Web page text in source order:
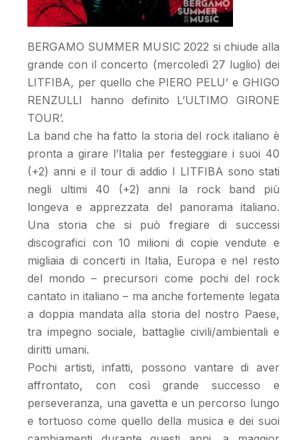
BERGAMO SUMMER MUSIC 2022 si chiude alla
grande con il concerto (mercoledì 27 luglio) dei
LITFIBA, per quello che PIERO PELU’ e GHIGO
RENZULLI hanno definito L’ULTIMO GIRONE
TOUR’.
La band che ha fatto la storia del rock italiano è
pronta a girare l’Italia per festeggiare i suoi 40
(+2) anni e il tour di addio I LITFIBA sono stati
negli ultimi 40 (+2) anni la rock band più
longeva e apprezzata del panorama italiano.
Una storia che si può fregiare di successi
discografici con 10 milioni di copie vendute e
migliaia di concerti in Italia, Europa e nel resto
del mondo – precursori come pochi del rock
cantato in italiano – ma anche fortemente legata
a doppia mandata alla storia del nostro Paese,
tra impegno sociale, battaglie civili/ambientali e
diritti umani.
Pochi artisti, infatti, possono vantare di aver
affrontato, con così grande successo e
perseveranza, una gavetta e un percorso lungo
e tortuoso come quello della musica e dei suoi